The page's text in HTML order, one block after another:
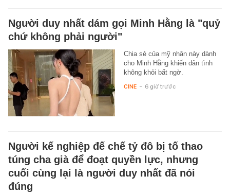
Người duy nhất dám gọi Minh Hằng là "quỷ
chứ không phải người"
Chia sẻ của mỹ nhân này dành
cho Minh Hằng khiến dân tình
không khỏi bất ngờ.
CINE - 6 giờ trước
Người kế nghiệp đế chế tỷ đô bị tố thao
túng cha già để đoạt quyền lực, nhưng
cuối cùng lại là người duy nhất đã nói
đúng